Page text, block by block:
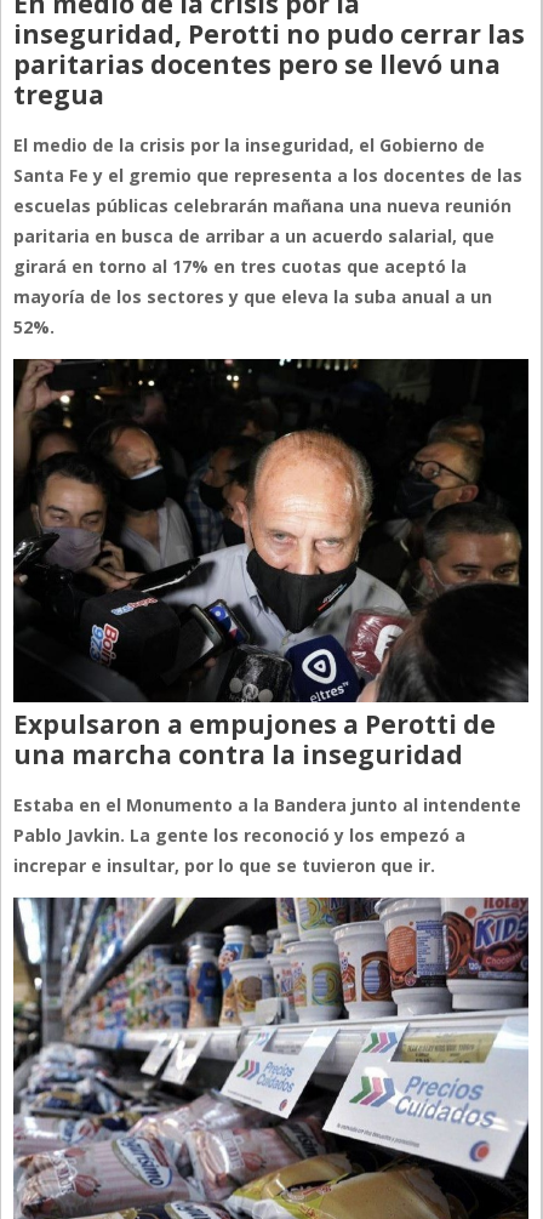
inseguridad, Perotti no pudo cerrar las
paritarias docentes pero se llevó una
tregua
El medio de la crisis por la inseguridad, el Gobierno de
Santa Fe y el gremio que representa a los docentes de las
escuelas públicas celebrarán mañana una nueva reunión
paritaria en busca de arribar a un acuerdo salarial, que
girará en torno al 17% en tres cuotas que aceptó la
mayoría de los sectores y que eleva la suba anual a un
52%.
Expulsaron a empujones a Perotti de
una marcha contra la inseguridad
Estaba en el Monumento a la Bandera junto al intendente
Pablo Javkin. La gente los reconoció y los empezó a
increpar e insultar, por lo que se tuvieron que ir.